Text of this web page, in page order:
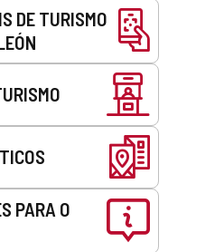
DE TURISMO
PARA O